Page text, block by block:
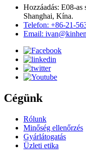
Hozzáadás: E08-
Shanghai, Kína.
Telefon: +86-21-
Email:
Cégünk
Rólunk
Minőség ellenőrzés
Gyárlátogatás
Üzleti etika